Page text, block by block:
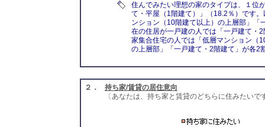
住んでみたい理想の家のタイプは、１位
て・平屋（1階建て）」（18.2％）です
ンション（10階建て以上）の上層部」「
在の住居が一戸建の人では「一戸建て・
家集合住宅の人では「低層マンション（
の上層部」「一戸建て・2階建て」が各2
２．
持ち家/賃貸の居住意向
〔あなたは、持ち家と賃貸のどちらに住みたいで